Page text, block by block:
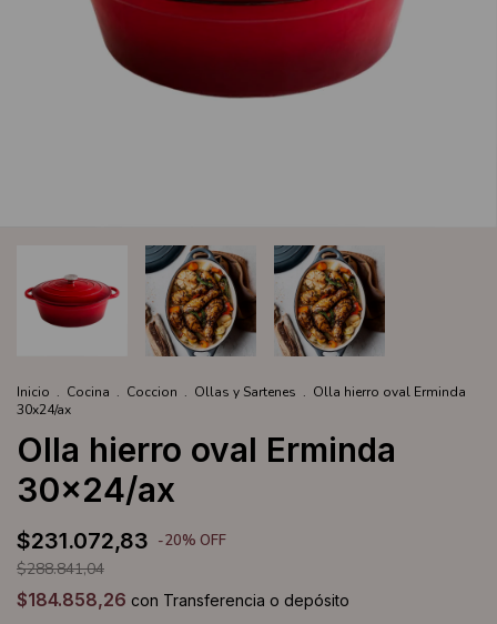
Inicio . Cocina . Coccion . Ollas y Sartenes . Olla hierro oval Erminda
30x24/ax
Olla hierro oval Erminda
30x24/ax
$231.072,83 -20% OFF
$288.841,04
$184.858,26 con Transferencia o depósito